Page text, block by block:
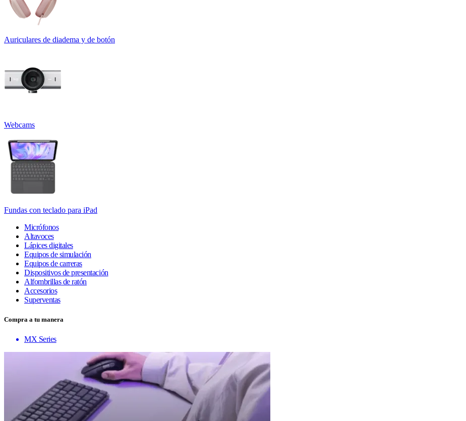
Auriculares de diadema y de botón
Webcams
Fundas con teclado para iPad
Micrófonos
Altavoces
Lápices digitales
Equipos de simulación
Equipos de carreras
Dispositivos de presentación
Alfombrillas de ratón
Accesorios
Superventas
Compra a tu manera
MX Series